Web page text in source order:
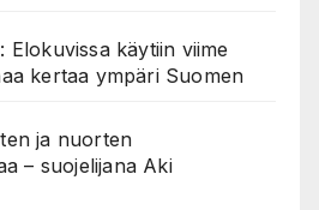
Elokuvissa käytiin viime
kertaa ympäri Suomen
ja nuorten
– suojelijana Aki